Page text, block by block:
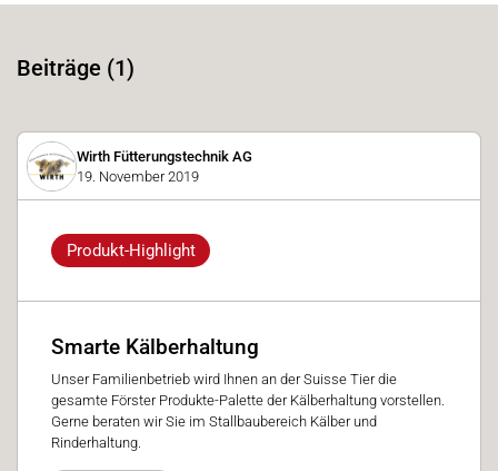
Beiträge (1)
Wirth Fütterungstechnik AG
19. November 2019
Produkt-Highlight
Smarte Kälberhaltung
Unser Familienbetrieb wird Ihnen an der Suisse Tier die
gesamte Förster Produkte-Palette der Kälberhaltung vorstellen.
Gerne beraten wir Sie im Stallbaubereich Kälber und
Rinderhaltung.